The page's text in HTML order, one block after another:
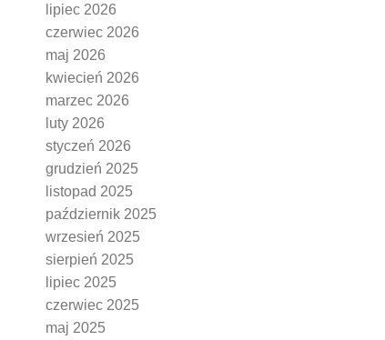
lipiec 2026
czerwiec 2026
maj 2026
kwiecień 2026
marzec 2026
luty 2026
styczeń 2026
grudzień 2025
listopad 2025
październik 2025
wrzesień 2025
sierpień 2025
lipiec 2025
czerwiec 2025
maj 2025